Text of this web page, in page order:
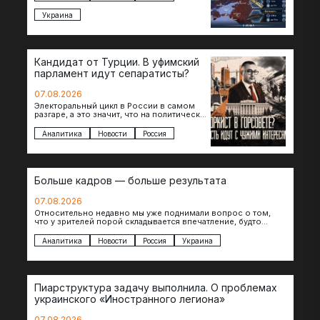
Украина
Кандидат от Турции. В уфимский
парламент идут сепаратисты?
07.08.2026
Электоральный цикл в России в самом
разгаре, а это значит, что на политическое
сомнительной репутацией….
Аналитика Новости Россия
Больше кадров — больше результата
07.08.2026
Относительно недавно мы уже поднимали вопрос о том,
что у зрителей порой складывается впечатление, будто
Аналитика Новости Россия Украина
Пиарструктура задачу выполнила. О проблемах
украинского «Иностранного легиона»